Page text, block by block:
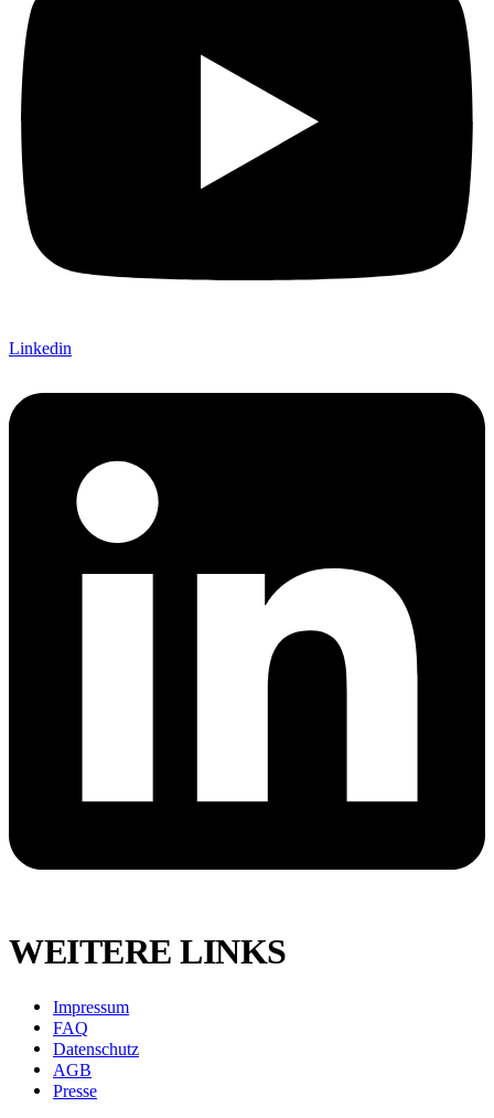
Linkedin
WEITERE LINKS
Impressum
FAQ
Datenschutz
AGB
Presse